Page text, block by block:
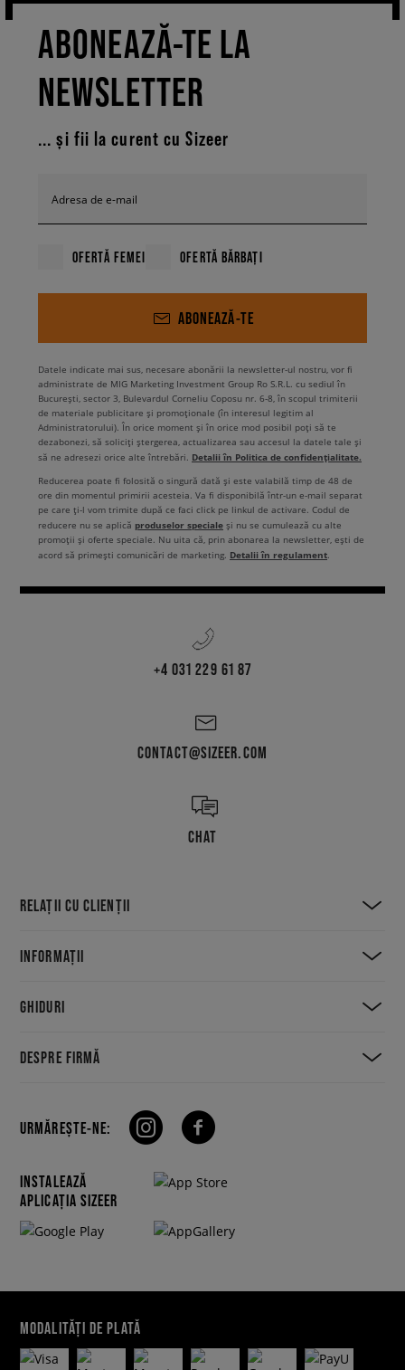
ABONEAZĂ-TE LA
NEWSLETTER
... și fii la curent cu Sizeer
Adresa de e-mail
OFERTĂ FEMEI OFERTĂ BĂRBAȚI
ABONEAZĂ-TE
Datele indicate mai sus, necesare abonării la newsletter-ul nostru, vor fi
administrate de MIG Marketing Investment Group Ro S.R.L. cu sediul în
București, sector 3, Bulevardul Corneliu Coposu nr. 6-8, în scopul trimiterii
de materiale publicitare și promoționale (în interesul legitim al
Administratorului). În orice moment și în orice mod posibil poți să te
dezabonezi, să soliciți ștergerea, actualizarea sau accesul la datele tale și
să ne adresezi orice alte întrebări. Detalii în Politica de confidențialitate.
Reducerea poate fi folosită o singură dată și este valabilă timp de 48 de
ore din momentul primirii acesteia. Va fi disponibilă într-un e-mail separat
pe care ți-l vom trimite după ce faci click pe linkul de activare. Codul de
reducere nu se aplică produselor speciale și nu se cumulează cu alte
promoții și oferte speciale. Nu uita că, prin abonarea la newsletter, ești de
acord să primești comunicări de marketing. Detalii în regulament.
+4 031 229 61 87
CONTACT@SIZEER.COM
CHAT
RELAȚII CU CLIENȚII
INFORMAȚII
GHIDURI
DESPRE FIRMĂ
URMĂREȘTE-NE:
INSTALEAZĂ
APLICAȚIA SIZEER
MODALITĂȚI DE PLATĂ